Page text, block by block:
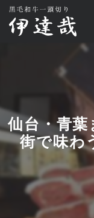
仙台・青葉
街で味わ